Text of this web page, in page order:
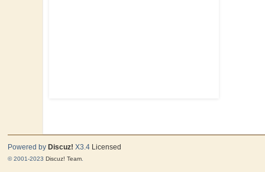
与
Powered by Discuz! X3.4 Licensed
© 2001-2023Discuz! Team